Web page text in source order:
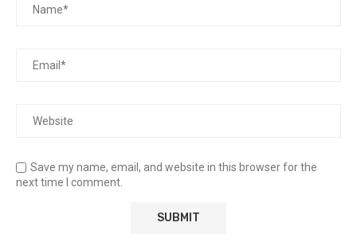
Save my name, email, and website in this browser for the
next time I comment.